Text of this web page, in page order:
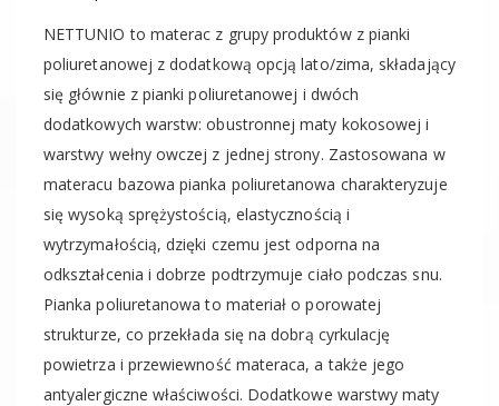
NETTUNIO to materac z grupy produktów z pianki
poliuretanowej z dodatkową opcją lato/zima, składający
się głównie z pianki poliuretanowej i dwóch
dodatkowych warstw: obustronnej maty kokosowej i
warstwy wełny owczej z jednej strony. Zastosowana w
materacu bazowa pianka poliuretanowa charakteryzuje
się wysoką sprężystością, elastycznością i
wytrzymałością, dzięki czemu jest odporna na
odkształcenia i dobrze podtrzymuje ciało podczas snu.
Pianka poliuretanowa to materiał o porowatej
strukturze, co przekłada się na dobrą cyrkulację
powietrza i przewiewność materaca, a także jego
antyalergiczne właściwości. Dodatkowe warstwy maty